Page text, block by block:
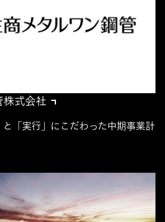
株式会社
「実行」にこだわった中期事業計